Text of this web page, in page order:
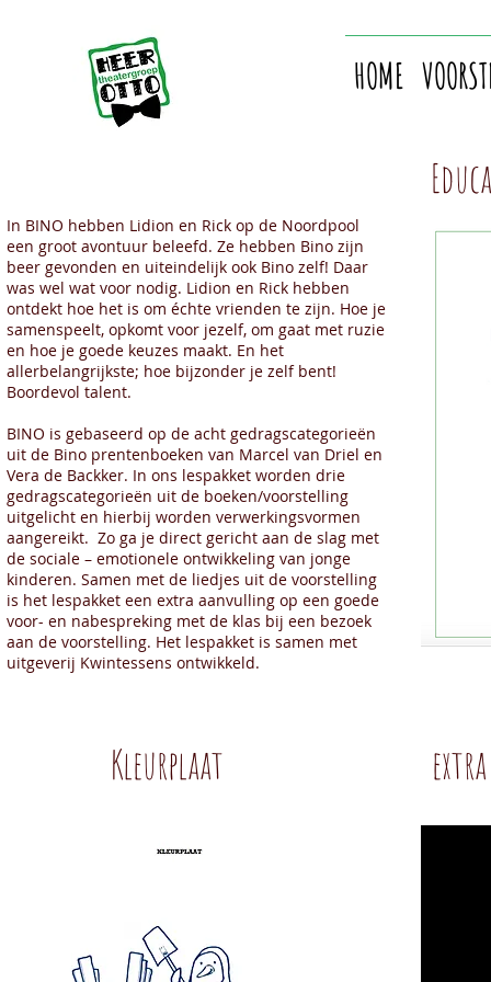
HOME
Kleurplaat
In BINO hebben Lidion en Rick op de Noordpool
een groot avontuur beleefd. Ze hebben Bino zijn
beer gevonden en uiteindelijk ook Bino zelf! Daar
was wel wat voor nodig. Lidion en Rick hebben
ontdekt hoe het is om échte vrienden te zijn. Hoe je
samenspeelt, opkomt voor jezelf, om gaat met ruzie
en hoe je goede keuzes maakt. En het
allerbelangrijkste; hoe bijzonder je zelf bent!
Boordevol talent.
BINO is gebaseerd op de acht gedragscategorieën
uit de Bino prentenboeken van Marcel van Driel en
Vera de Backker. In ons lespakket worden drie
gedragscategorieën uit de boeken/voorstelling
uitgelicht en hierbij worden verwerkingsvormen
aangereikt. Zo ga je direct gericht aan de slag met
de sociale – emotionele ontwikkeling van jonge
kinderen. Samen met de liedjes uit de voorstelling
is het lespakket een extra aanvulling op een goede
voor- en nabespreking met de klas bij een bezoek
aan de voorstelling. Het lespakket is samen met
uitgeverij Kwintessens ontwikkeld.